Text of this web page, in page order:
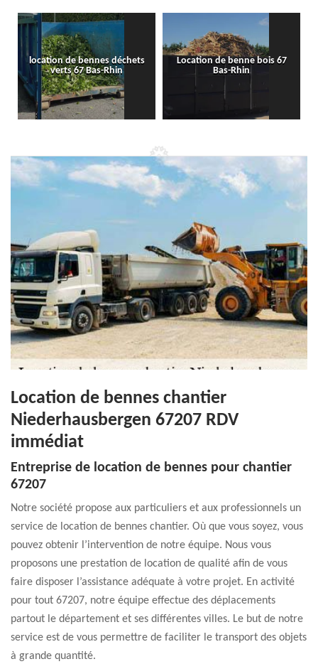
location de bennes déchets
verts 67 Bas-Rhin
Location de benne bois 67
Bas-Rhin
Location de bennes chantier
Niederhausbergen 67207 RDV
immédiat
Entreprise de location de bennes pour chantier
67207
Notre société propose aux particuliers et aux professionnels un
service de location de bennes chantier. Où que vous soyez, vous
pouvez obtenir l’intervention de notre équipe. Nous vous
proposons une prestation de location de qualité afin de vous
faire disposer l’assistance adéquate à votre projet. En activité
pour tout 67207, notre équipe effectue des déplacements
partout le département et ses différentes villes. Le but de notre
service est de vous permettre de faciliter le transport des objets
à grande quantité.